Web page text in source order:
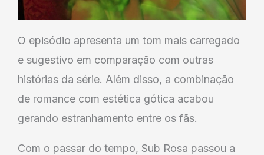
O episódio apresenta um tom mais carregado
e sugestivo em comparação com outras
histórias da série. Além disso, a combinação
de romance com estética gótica acabou
gerando estranhamento entre os fãs.
Com o passar do tempo, Sub Rosa passou a